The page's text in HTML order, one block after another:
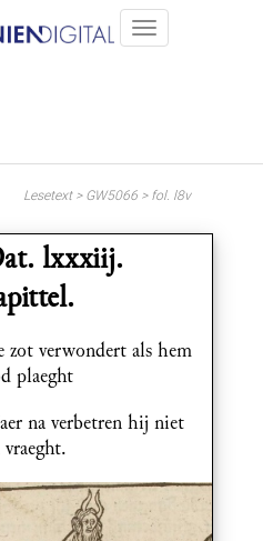
Lesetext > GW5066 > fol. l8v
in Zwischenablage kopieren
lxxxiij.
zot verwondert als hem
plaeght
na verbetren hij niet
vraeght.